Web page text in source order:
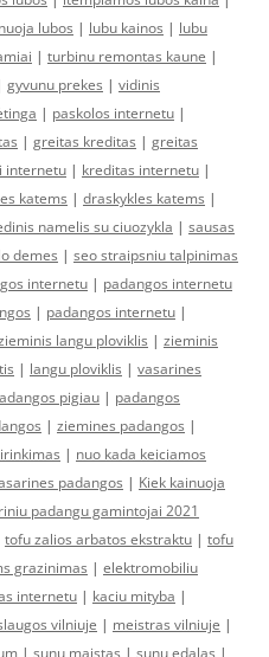
lubos | lubu kainos | lubu
| turbinu remontas kaune |
gyvunu prekes | vidinis
| paskolos internetu |
| greitas kreditas | greitas
internetu | kreditas internetu |
katems | draskykles katems |
namelis su ciuozykla | sausas
demes | seo straipsniu talpinimas
internetu | padangos internetu
| padangos internetu |
langu ploviklis | zieminis
| langu ploviklis | vasarines
pigiau | padangos
| ziemines padangos |
| nuo kada keiciamos
padangos | Kiek kainuoja
padangu gamintojai 2021
tofu zalios arbatos ekstraktu | tofu
grazinimas | elektromobiliu
internetu | kaciu mityba |
vilniuje | meistras vilniuje |
| sunu maistas | sunu edalas |